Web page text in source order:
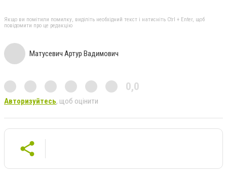
Якщо ви помітили помилку, виділіть необхідний текст і натисніть Ctrl + Enter, щоб
повідомити про це редакцію
Матусевич Артур Вадимович
0,0
Авторизуйтесь, щоб оцінити